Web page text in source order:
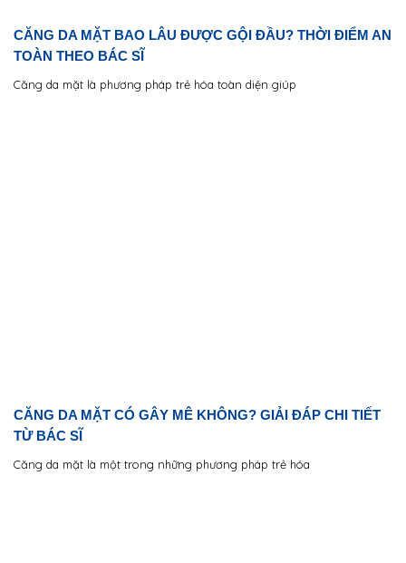
CĂNG DA MẶT BAO LÂU ĐƯỢC GỘI ĐẦU? THỜI ĐIỂM AN
TOÀN THEO BÁC SĨ
Căng da mặt là phương pháp trẻ hóa toàn diện giúp
CĂNG DA MẶT CÓ GÂY MÊ KHÔNG? GIẢI ĐÁP CHI TIẾT
TỪ BÁC SĨ
Căng da mặt là một trong những phương pháp trẻ hóa